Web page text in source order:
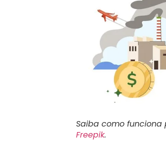
Saiba como funciona
Freepik.